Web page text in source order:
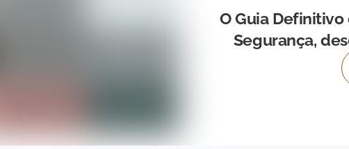
O Guia Definitivo
Segurança,